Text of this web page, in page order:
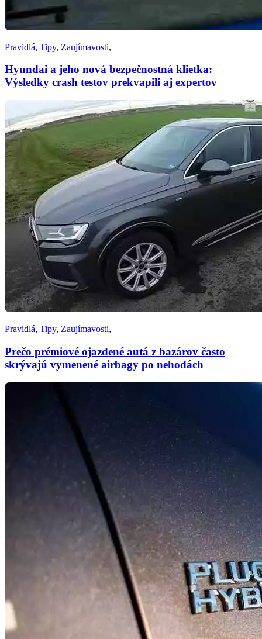
Pravidlá, Tipy, Zaujímavosti,
Hyundai a jeho nová bezpečnostná klietka:
Výsledky crash testov prekvapili aj expertov
Pravidlá, Tipy, Zaujímavosti,
Prečo prémiové ojazdené autá z bazárov často
skrývajú vymenené airbagy po nehodách